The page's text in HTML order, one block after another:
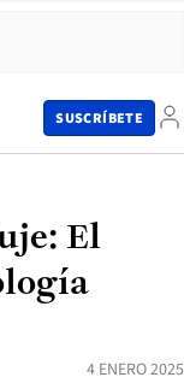
SUSCRÍBETE
El
4 ENERO 2025